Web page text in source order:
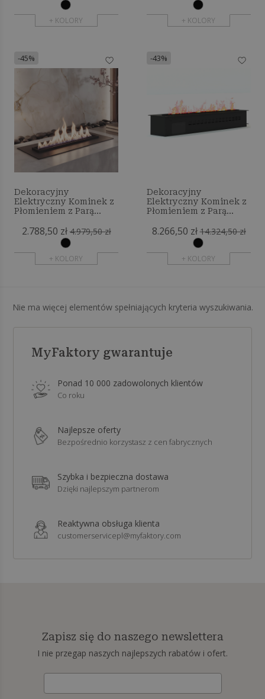
+ KOLORY + KOLORY
-45%
Dekoracyjny
Elektryczny Kominek z
Płomieniem z Parą
2.788,50 zł 4.979,50 zł
+ KOLORY
-43%
Dekoracyjny
Elektryczny Kominek z
Płomieniem z Parą
8.266,50 zł 14.324,50 zł
+ KOLORY
Nie ma więcej elementów spełniających kryteria wyszukiwania.
MyFaktory gwarantuje
Ponad 10 000 zadowolonych klientów
Co roku
Najlepsze oferty
Bezpośrednio korzystasz z cen fabrycznych
Szybka i bezpieczna dostawa
Dzięki najlepszym partnerom
Reaktywna obsługa klienta
customerservicepl@myfaktory.com
Zapisz się do naszego newslettera
I nie przegap naszych najlepszych rabatów i ofert.